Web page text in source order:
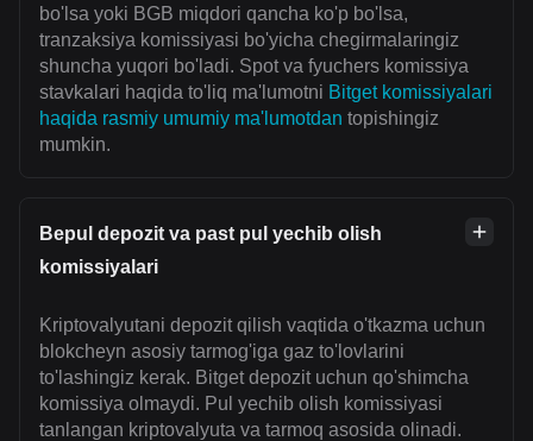
bo'lsa yoki BGB miqdori qancha ko'p bo'lsa,
tranzaksiya komissiyasi bo'yicha chegirmalaringiz
shuncha yuqori bo'ladi. Spot va fyuchers komissiya
stavkalari haqida to'liq ma'lumotni Bitget komissiyalari
haqida rasmiy umumiy ma'lumotdan topishingiz
mumkin.
Bepul depozit va past pul yechib olish
komissiyalari
Kriptovalyutani depozit qilish vaqtida o'tkazma uchun
blokcheyn asosiy tarmog'iga gaz to'lovlarini
to'lashingiz kerak. Bitget depozit uchun qo'shimcha
komissiya olmaydi. Pul yechib olish komissiyasi
tanlangan kriptovalyuta va tarmoq asosida olinadi.